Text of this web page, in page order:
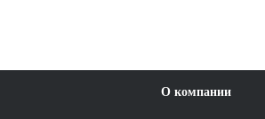
О компании